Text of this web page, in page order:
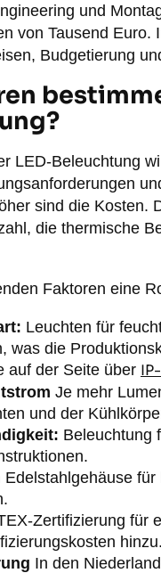
und
von Tausend
Budgetierung
LED-Beleuchtung
sind die Kosten.
die thermische
Faktoren eine
Leuchten für
was die
auf der Seite über
Je mehr
und der
Beleuchtung
Edelstahlgehäuse
Zertifizierung für
hinzu.
In den